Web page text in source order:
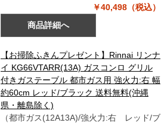
￥40,498（税込）
商品詳細へ
【お掃除ふきんプレゼント】Rinnai リンナ
イ KG66VTARR(13A) ガスコンロ グリル
付きガステーブル 都市ガス用 強火力:右 幅
約60cm レッド/ブラック 送料無料(沖縄
県・離島除く)
（都市ガス(12A13A)/強火力:右 レッド/ブ